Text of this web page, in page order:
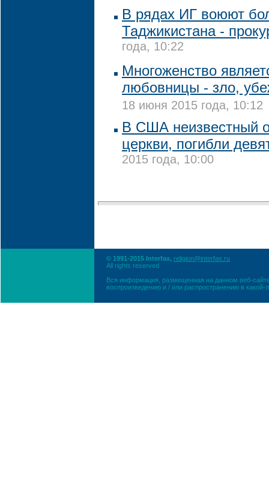
В рядах ИГ воюют
Таджикистана -
года, 10:22
Многоженство
любовницы - зло,
18 июня 2015 года, 10:12
В США неизвестный
церкви, погибли
2015 года, 10:00
© 1991-2015 Interfax, religion@interfax.ru
All rights reserved
Вся информация, размещенная на данном веб-
воспроизведению и / или распространению в